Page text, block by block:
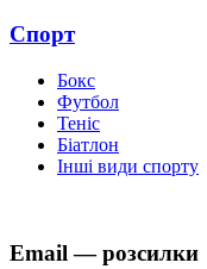
Спорт
Бокс
Футбол
Теніс
Біатлон
Інші види спорту
Email — розсилки